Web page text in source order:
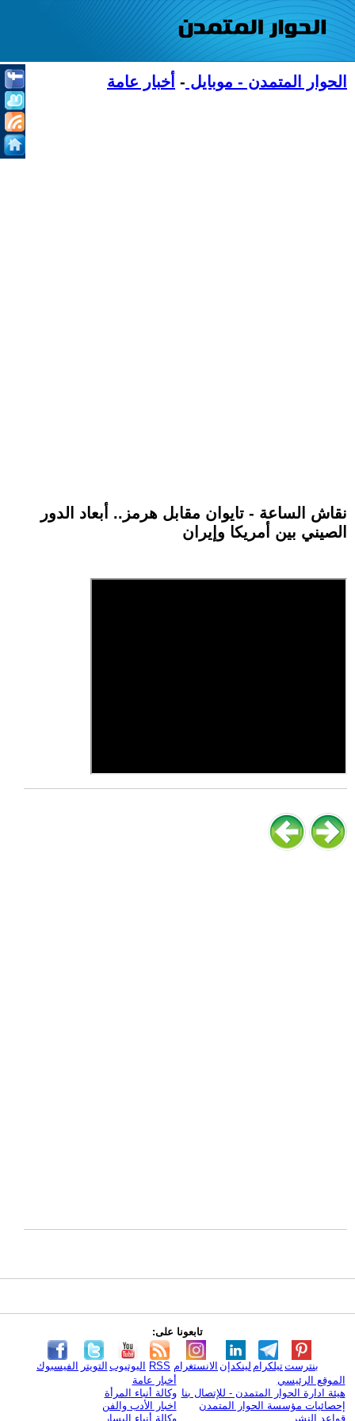
الحوار المتمدن - موبايل - أخبار عامة
نقاش الساعة - تايوان مقابل هرمز.. أبعاد الدور
الصيني بين أمريكا وإيران
تابعونا على:
الفيسبوك التويتر اليوتيوب RSS الانستغرام لينكدإن تيلكرامبنترست
الموقع الرئيسي
هيئة ادارة الحوار المتمدن - للإتصال بنا
إحصائيات مؤسسة الحوار المتمدن
قواعد النشر
أخبار عامة
وكالة أنباء المرأة
اخبار الأدب والفن
وكالة أنباء اليسار